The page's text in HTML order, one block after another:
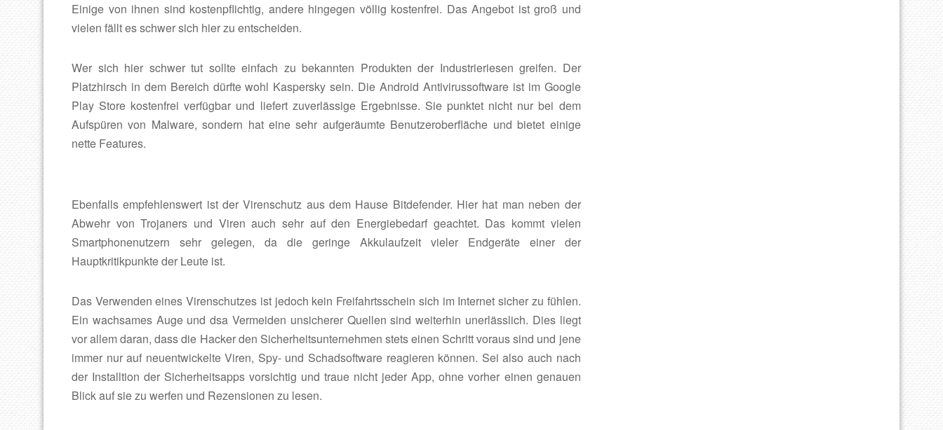
Einige von ihnen sind kostenpflichtig, andere hingegen völlig kostenfrei. Das Angebot ist groß und
vielen fällt es schwer sich hier zu entscheiden.
Wer sich hier schwer tut sollte einfach zu bekannten Produkten der Industrieriesen greifen. Der
Platzhirsch in dem Bereich dürfte wohl Kaspersky sein. Die Android Antivirussoftware ist im Google
Play Store kostenfrei verfügbar und liefert zuverlässige Ergebnisse. Sie punktet nicht nur bei dem
Aufspüren von Malware, sondern hat eine sehr aufgeräumte Benutzeroberfläche und bietet einige
nette Features.
Ebenfalls empfehlenswert ist der Virenschutz aus dem Hause Bitdefender. Hier hat man neben der
Abwehr von Trojaners und Viren auch sehr auf den Energiebedarf geachtet. Das kommt vielen
Smartphonenutzern sehr gelegen, da die geringe Akkulaufzeit vieler Endgeräte einer der
Hauptkritikpunkte der Leute ist.
Das Verwenden eines Virenschutzes ist jedoch kein Freifahrtsschein sich im Internet sicher zu fühlen.
Ein wachsames Auge und dsa Vermeiden unsicherer Quellen sind weiterhin unerlässlich. Dies liegt
vor allem daran, dass die Hacker den Sicherheitsunternehmen stets einen Schritt voraus sind und jene
immer nur auf neuentwickelte Viren, Spy- und Schadsoftware reagieren können. Sei also auch nach
der Installtion der Sicherheitsapps vorsichtig und traue nicht jeder App, ohne vorher einen genauen
Blick auf sie zu werfen und Rezensionen zu lesen.